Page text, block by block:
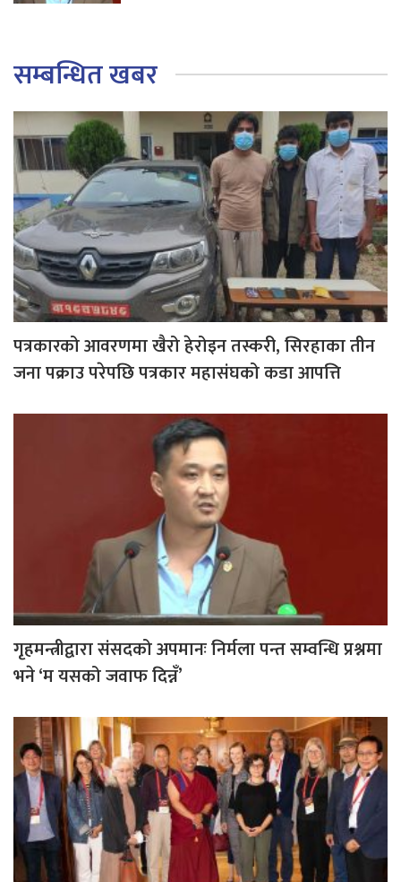
सम्बन्धित खबर
पत्रकारको आवरणमा खैरो हेरोइन तस्करी, सिरहाका तीन
जना पक्राउ परेपछि पत्रकार महासंघको कडा आपत्ति
गृहमन्त्रीद्वारा संसदको अपमानः निर्मला पन्त सम्वन्धि प्रश्नमा
भने ‘म यसको जवाफ दिन्नँ’